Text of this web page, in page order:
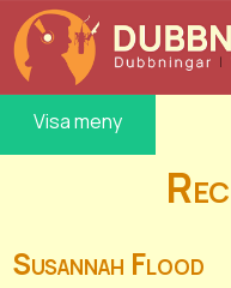
Visa meny
Susannah Flood